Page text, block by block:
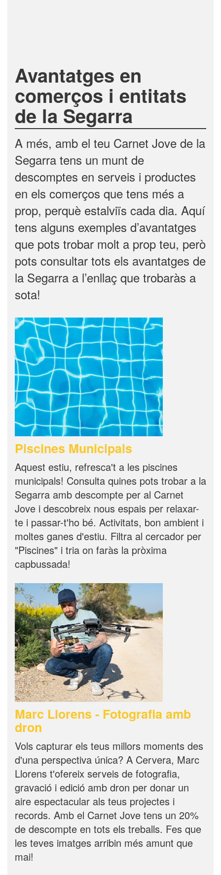
Avantatges en
comerços i entitats
de la Segarra
A més, amb el teu Carnet Jove de la
Segarra tens un munt de
descomptes en serveis i productes
en els comerços que tens més a
prop, perquè estalviïs cada dia. Aquí
tens alguns exemples d’avantatges
que pots trobar molt a prop teu, però
pots consultar tots els avantatges de
la Segarra a l’enllaç que trobaràs a
sota!
Piscines Municipals
Aquest estiu, refresca't a les piscines
municipals! Consulta quines pots trobar a la
Segarra amb descompte per al Carnet
Jove i descobreix nous espais per relaxar-
te i passar-t'ho bé. Activitats, bon ambient i
moltes ganes d'estiu. Filtra al cercador per
"Piscines" i tria on faràs la pròxima
capbussada!
Marc Llorens - Fotografia amb
dron
Vols capturar els teus millors moments des
d'una perspectiva única? A Cervera, Marc
Llorens t'ofereix serveis de fotografia,
gravació i edició amb dron per donar un
aire espectacular als teus projectes i
records. Amb el Carnet Jove tens un 20%
de descompte en tots els treballs. Fes que
les teves imatges arribin més amunt que
mai!